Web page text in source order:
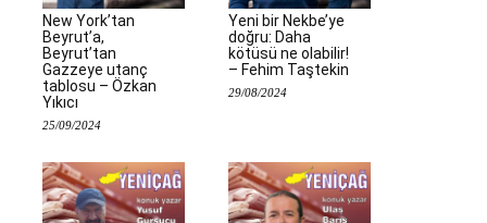
New York’tan
Beyrut’a,
Beyrut’tan
Gazzeye utanç
tablosu – Özkan
Yıkıcı
25/09/2024
Yeni bir Nekbe’ye
doğru: Daha
kötüsü ne olabilir!
– Fehim Taştekin
29/08/2024